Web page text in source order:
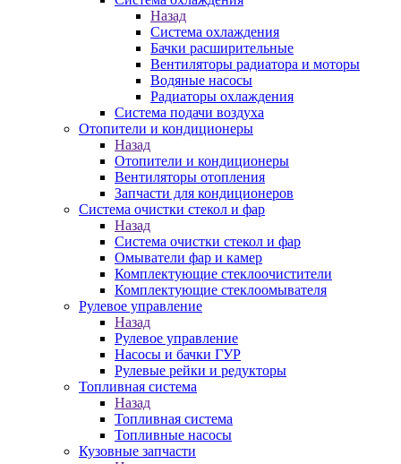
Назад
Система охлаждения
Бачки расширительные
Вентиляторы радиатора и моторы
Водяные насосы
Радиаторы охлаждения
Система подачи воздуха
Отопители и кондиционеры
Назад
Отопители и кондиционеры
Вентиляторы отопления
Запчасти для кондиционеров
Система очистки стекол и фар
Назад
Система очистки стекол и фар
Омыватели фар и камер
Комплектующие стеклоочистители
Комплектующие стеклоомывателя
Рулевое управление
Назад
Рулевое управление
Насосы и бачки ГУР
Рулевые рейки и редукторы
Топливная система
Назад
Топливная система
Топливные насосы
Кузовные запчасти